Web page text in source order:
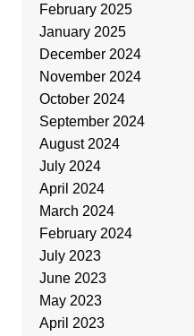
February 2025
January 2025
December 2024
November 2024
October 2024
September 2024
August 2024
July 2024
April 2024
March 2024
February 2024
July 2023
June 2023
May 2023
April 2023